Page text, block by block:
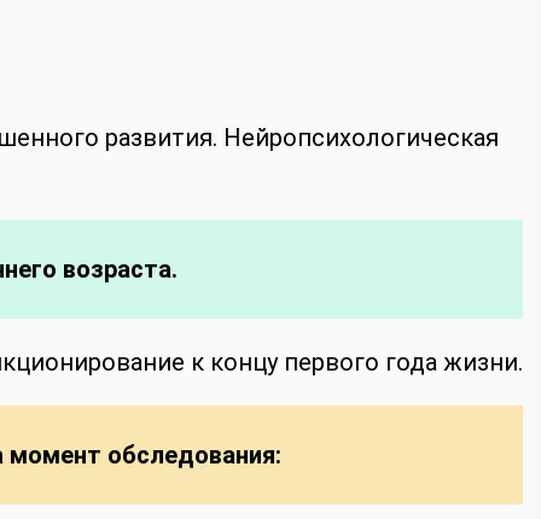
развития. Нейропсихологическая
возраста.
к концу первого года жизни.
момент обследования: